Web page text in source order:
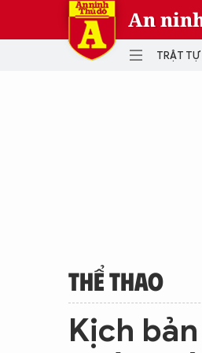
An
TRẬT
THỂ THAO
Kịch